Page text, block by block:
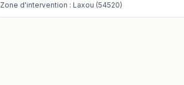
Zone d'intervention : Laxou (54520)